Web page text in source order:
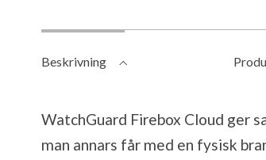
Beskrivning
WatchGuard Firebox Cloud ger
man annars får med en fysisk